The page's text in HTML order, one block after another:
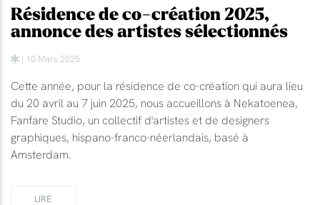
Résidence de co-création 2025,
annonce des artistes sélectionnés
| 10 Mars 2025
Cette année, pour la résidence de co-création qui aura lieu
du 20 avril au 7 juin 2025, nous accueillons à Nekatoenea,
Fanfare Studio, un collectif d'artistes et de designers
graphiques, hispano-franco-néerlandais, basé à
Amsterdam.
LIRE